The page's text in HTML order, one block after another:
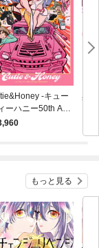
-キュー
ーハニー50th Ann
Tribute Artboo
異
もっと見る